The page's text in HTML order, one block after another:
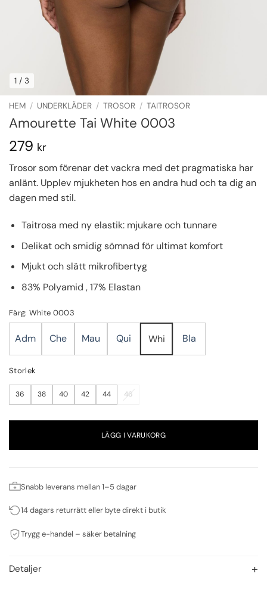
1 / 3
HEM / UNDERKLÄDER / TROSOR / TAITROSOR
Amourette Tai White 0003
279 kr
Trosor som förenar det vackra med det pragmatiska har
anlänt. Upplev mjukheten hos en andra hud och ta dig an
dagen med stil.
Taitrosa med ny elastik: mjukare och tunnare
Delikat och smidig sömnad för ultimat komfort
Mjukt och slätt mikrofibertyg
83% Polyamid , 17% Elastan
Färg: White 0003
Adm Che Mau Qui Whi Bla
Storlek
36 38 40 42 44 46
LÄGG I VARUKORG
Snabb leverans mellan 1–5 dagar
14 dagars returrätt eller byte direkt i butik
Trygg e-handel – säker betalning
Detaljer